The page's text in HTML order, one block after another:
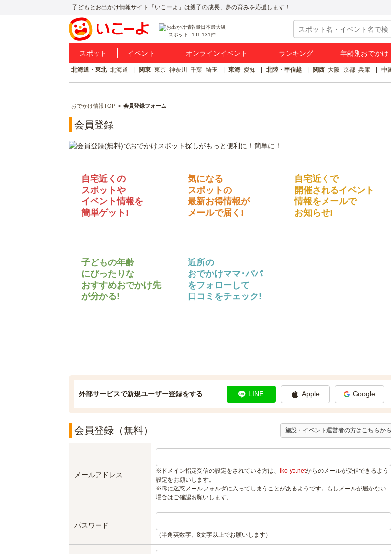
子どもとお出かけ情報サイト「いこーよ」は親子の成長、夢の育みを応援します！
スポット 101,131件
スポット イベント オンラインイベント ランキング 年齢別おでかけ
北海道・東北 北海道 関東 東京 神奈川 千葉 埼玉 東海 愛知 北陸・甲信越 関西 大阪 京都 兵庫 中
おでかけ情報TOP 会員登録フォーム
会員登録
自宅近くの
スポットや
イベント情報を
簡単ゲット!
気になる
スポットの
最新お得情報が
メールで届く!
自宅近くで
開催されるイベント
情報をメールで
お知らせ!
子どもの年齢
にぴったりな
おすすめおでかけ先
が分かる!
近所の
おでかけママ･パパ
をフォローして
口コミをチェック!
外部サービスで新規ユーザー登録をする LINE Apple Google
会員登録（無料） 施設・イベント運営者の方はこちらから
メールアドレス ※ドメイン指定受信の設定をされている方は、 iko-yo.netからのメールが受信できるよう
設定をお願いします。
※稀に迷惑メールフォルダに入ってしまうことがあるようです。もしメールが届かない
場合はご確認お願いします。
パスワード
（半角英数字、8文字以上でお願いします）